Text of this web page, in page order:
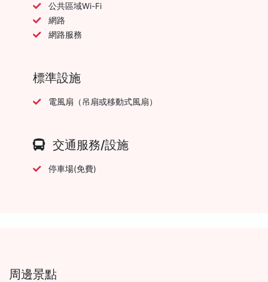
公共區域Wi-Fi
網路
網路服務
標準設施
電風扇（吊扇或移動式風扇）
交通服務/設施
停車場(免費)
周邊景點